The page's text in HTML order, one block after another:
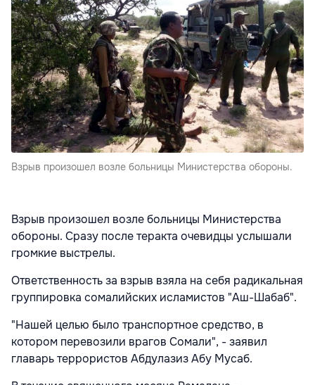
Взрыв произошел возле больницы Министерства обороны.
Взрыв произошел возле больницы Министерства
обороны. Сразу после теракта очевидцы услышали
громкие выстрелы.
Ответственность за взрыв взяла на себя радикальная
группировка сомалийских исламистов "Аш-Шабаб".
"Нашей целью было транспортное средство, в
котором перевозили врагов Сомали", - заявил
главарь террористов Абдулазиз Абу Мусаб.